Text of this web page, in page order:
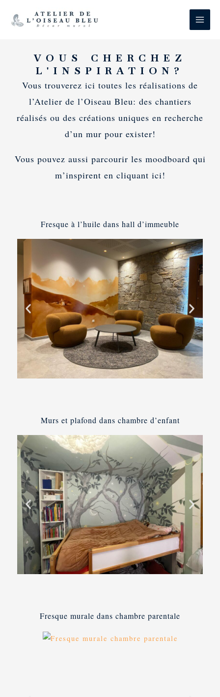
VOUS CHERCHEZ
L'INSPIRATION?
Vous trouverez ici toutes les réalisations de
l’Atelier de l’Oiseau Bleu: des chantiers
réalisés ou des créations uniques en recherche
d’un mur pour exister!
Vous pouvez aussi parcourir les moodboard qui
m’inspirent en cliquant ici!
Fresque à l’huile dans hall d’immeuble
Murs et plafond dans chambre d’enfant
Fresque murale dans chambre parentale